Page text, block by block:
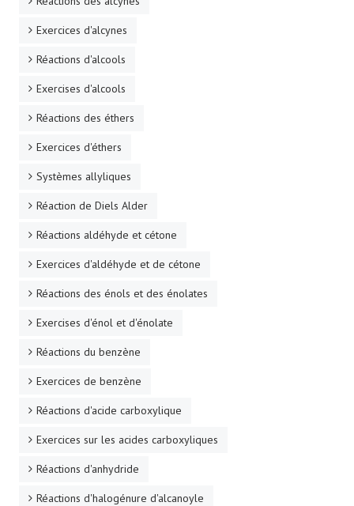
Exercices d'alcynes
Réactions d'alcools
Exercises d'alcools
Réactions des éthers
Exercices d'éthers
Systèmes allyliques
Réaction de Diels Alder
Réactions aldéhyde et cétone
Exercices d'aldéhyde et de cétone
Réactions des énols et des énolates
Exercises d'énol et d'énolate
Réactions du benzène
Exercices de benzène
Réactions d'acide carboxylique
Exercices sur les acides carboxyliques
Réactions d'anhydride
Réactions d'halogénure d'alcanoyle